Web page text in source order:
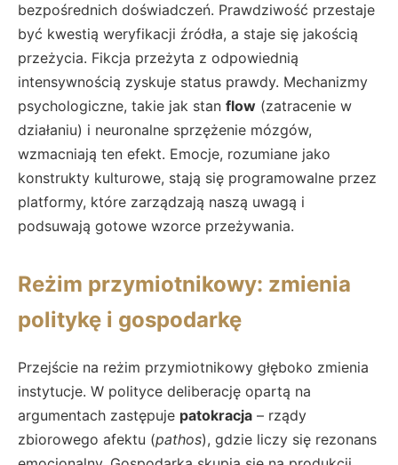
bezpośrednich doświadczeń. Prawdziwość przestaje
być kwestią weryfikacji źródła, a staje się jakością
przeżycia. Fikcja przeżyta z odpowiednią
intensywnością zyskuje status prawdy. Mechanizmy
psychologiczne, takie jak stan flow (zatracenie w
działaniu) i neuronalne sprzężenie mózgów,
wzmacniają ten efekt. Emocje, rozumiane jako
konstrukty kulturowe, stają się programowalne przez
platformy, które zarządzają naszą uwagą i
podsuwają gotowe wzorce przeżywania.
Reżim przymiotnikowy: zmienia
politykę i gospodarkę
Przejście na reżim przymiotnikowy głęboko zmienia
instytucje. W polityce deliberację opartą na
argumentach zastępuje patokracja – rządy
zbiorowego afektu (pathos), gdzie liczy się rezonans